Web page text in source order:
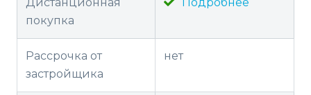
покупка
Рассрочка от
застройщика
нет